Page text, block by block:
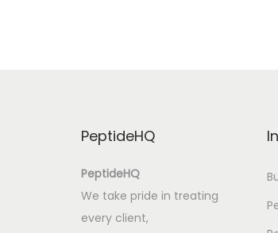
PeptideHQ
PeptideHQ
We take pride in treating
every client,